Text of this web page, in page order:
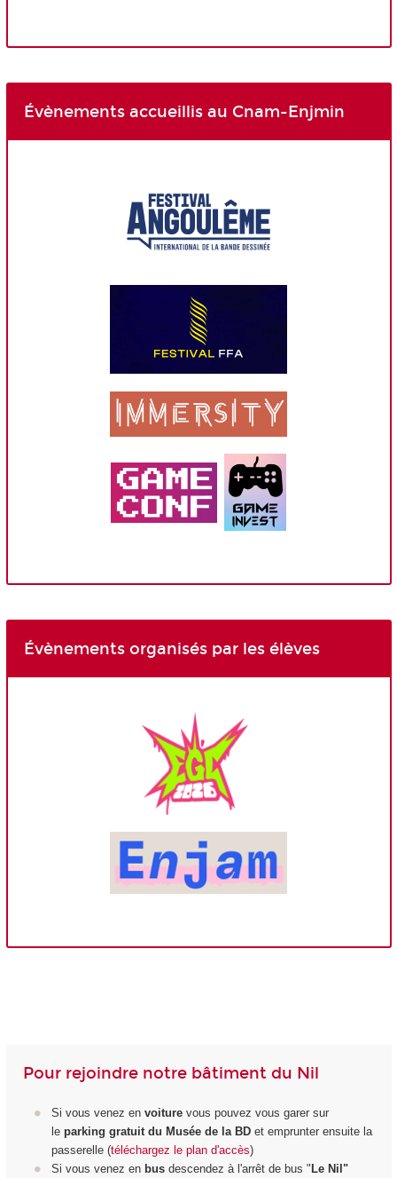
Évènements accueillis au Cnam-Enjmin
Évènements organisés par les élèves
Pour rejoindre notre bâtiment du Nil
Si vous venez en voiture vous pouvez vous garer sur
le parking gratuit du Musée de la BD et emprunter ensuite la
passerelle (téléchargez le plan d'accès)
Si vous venez en bus descendez à l'arrêt de bus " Le Nil"